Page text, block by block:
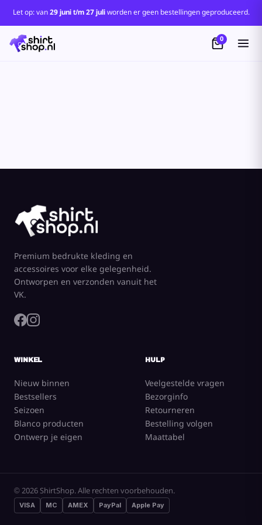
Let op: van29 juni t/m 27 juliworden er geen bestellingen geproduceerd.
0
Premium bedrukte kleding en
accessoires voor elke gelegenheid.
Ontworpen en verzonden vanuit het
VK.
WINKEL
Nieuw binnen
Bestsellers
Seizoen
Blanco producten
Ontwerp je eigen
HULP
Veelgestelde vragen
Bezorginfo
Retourneren
Bestelling volgen
Maattabel
© 2026 ShirtShop. Alle rechten voorbehouden.
VISA MC AMEX PayPal Apple Pay